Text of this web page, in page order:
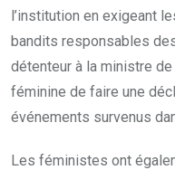
l’institution en exigeant
bandits responsables
détenteur à la ministre
féminine de faire une
événements survenus
Les féministes ont